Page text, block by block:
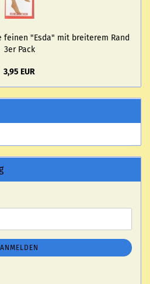
fei­nen "Esda" mit brei­te­rem Rand
3er Pack
3,95 EUR
ANMELDEN